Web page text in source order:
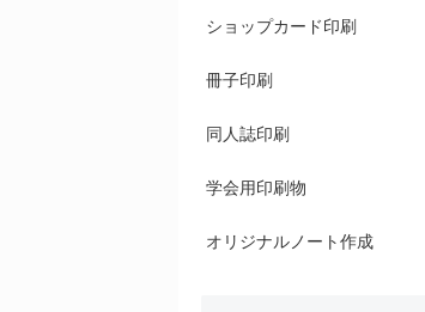
ショップカード印刷
冊子印刷
同人誌印刷
学会用印刷物
オリジナルノート作成